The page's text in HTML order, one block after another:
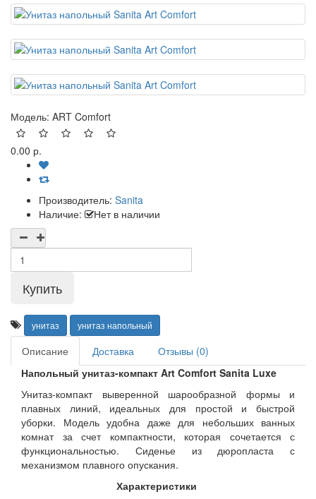
Модель: ART Comfort
0.00 р.
Производитель: Sanita
Наличие:
Нет в наличии
унитаз унитаз напольный
Описание Доставка
Отзывы (0)
Напольный унитаз-компакт Art Comfort Sanita Luxe
Унитаз-компакт выверенной шарообразной формы и
плавных линий, идеальных для простой и быстрой
уборки. Модель удобна даже для небольших ванных
комнат за счет компактности, которая сочетается с
функциональностью. Сиденье из дюропласта с
механизмом плавного опускания.
Характеристики